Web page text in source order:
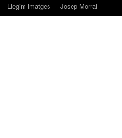
Llegim imatges Josep Morral